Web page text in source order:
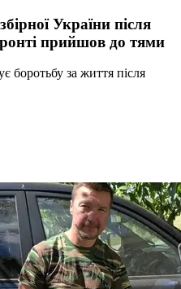
України після
прийшов до тями
боротьбу за життя після